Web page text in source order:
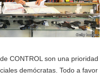
CONTROL son una prioridad
demócratas. Todo a favor